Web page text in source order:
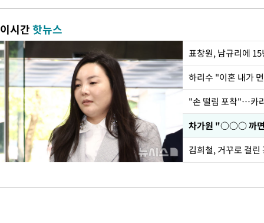
이시간핫뉴스
하리수 "이혼 내가
"손 떨림 포착"…카